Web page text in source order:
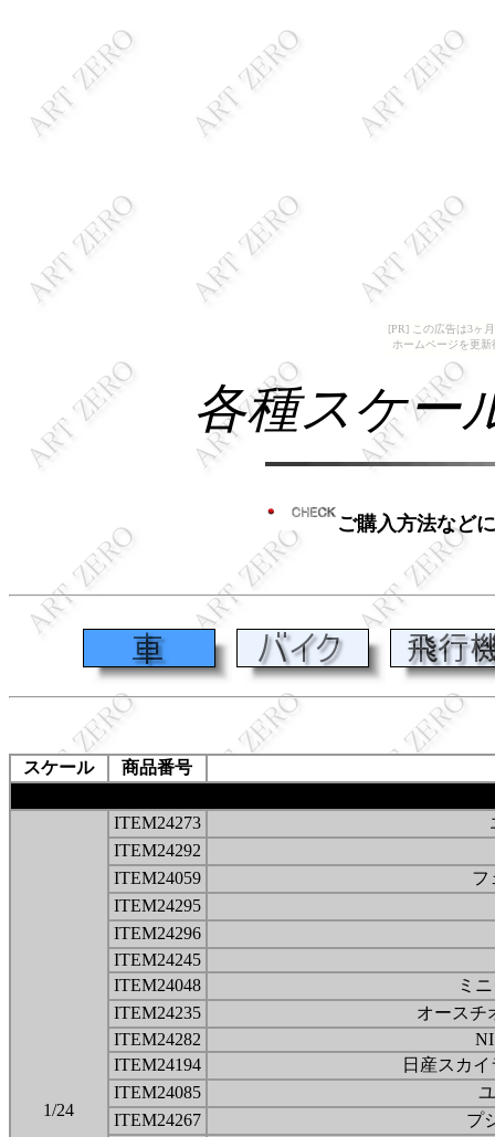
[PR] この広告は3ヶ
ホームページを更
各種スケー
ご購入方法など
スケール 商品番号
1/24
ITEM24273
ITEM24292
ITEM24059
フ
ITEM24295
ITEM24296
ITEM24245
ITEM24048
ミ
ITEM24235
オースチ
ITEM24282
ITEM24194
日産スカ
ITEM24085
ITEM24267
プ